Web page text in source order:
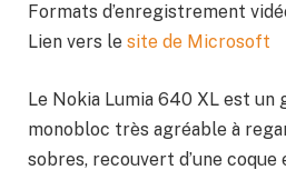
Formats d’enregistrement
Lien vers le site de Microsoft
Le Nokia Lumia 640 XL est un
monobloc très agréable à
sobres, recouvert d’une coque